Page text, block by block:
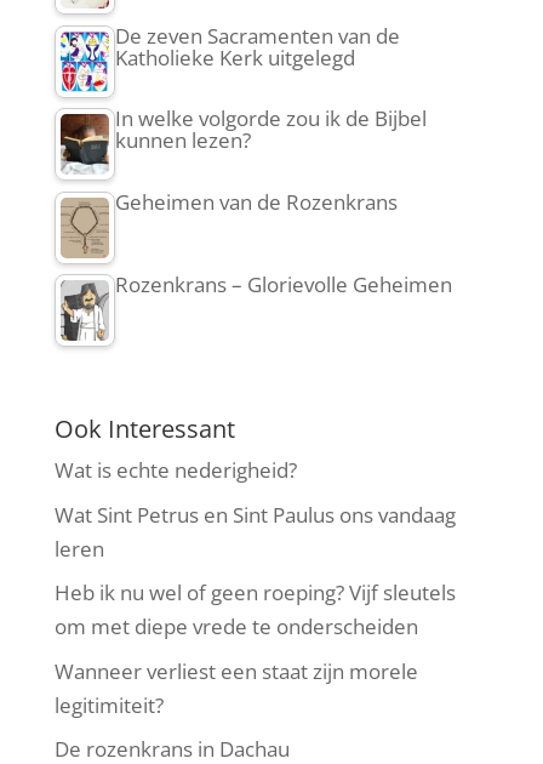
De zeven Sacramenten van de
Katholieke Kerk uitgelegd
In welke volgorde zou ik de Bijbel
kunnen lezen?
Geheimen van de Rozenkrans
Rozenkrans – Glorievolle Geheimen
Ook Interessant
Wat is echte nederigheid?
Wat Sint Petrus en Sint Paulus ons vandaag
leren
Heb ik nu wel of geen roeping? Vijf sleutels
om met diepe vrede te onderscheiden
Wanneer verliest een staat zijn morele
legitimiteit?
De rozenkrans in Dachau